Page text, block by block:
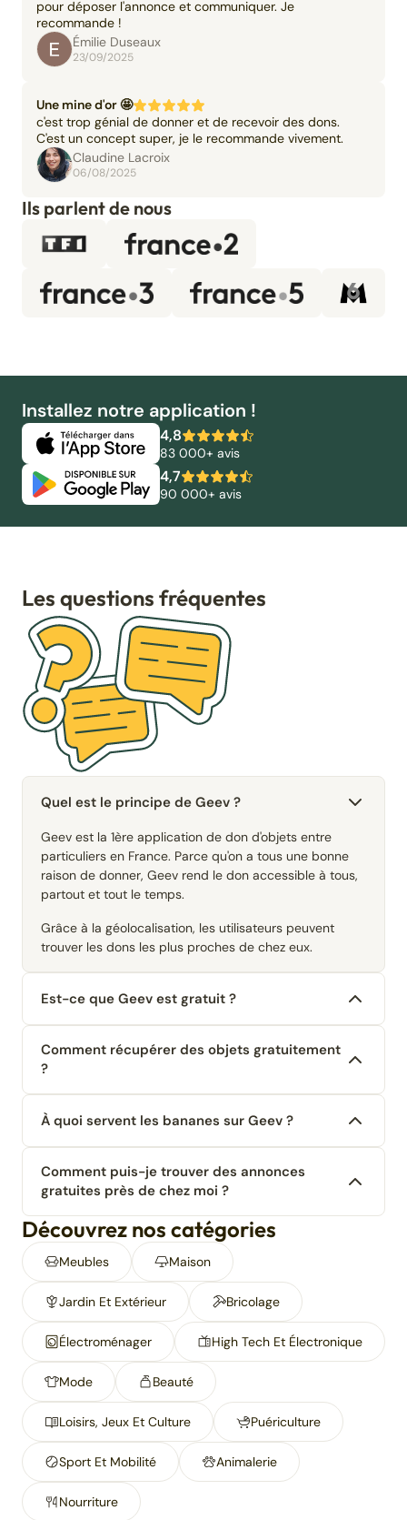
pour déposer l'annonce et communiquer. Je
recommande !
Émilie Duseaux
23/09/2025
Une mine d'or 🤩
c'est trop génial de donner et de recevoir des dons.
C'est un concept super, je le recommande vivement.
Claudine Lacroix
06/08/2025
Ils parlent de nous
Installez notre application !
4,8
83 000+ avis
4,7
90 000+ avis
Les questions fréquentes
Quel est le principe de Geev ?
Geev est la 1ère application de don d'objets entre
particuliers en France. Parce qu'on a tous une bonne
raison de donner, Geev rend le don accessible à tous,
partout et tout le temps.
Grâce à la géolocalisation, les utilisateurs peuvent
trouver les dons les plus proches de chez eux.
Est-ce que Geev est gratuit ?
Comment récupérer des objets gratuitement
?
À quoi servent les bananes sur Geev ?
Comment puis-je trouver des annonces
gratuites près de chez moi ?
Découvrez nos catégories
Meubles Maison
Jardin Et Extérieur Bricolage
Électroménager High Tech Et Électronique
Mode Beauté
Loisirs, Jeux Et Culture Puériculture
Sport Et Mobilité Animalerie
Nourriture